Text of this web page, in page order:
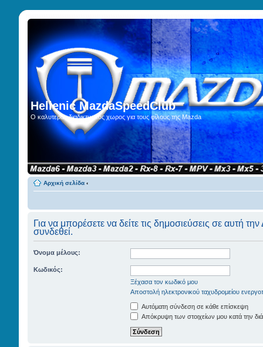
Hellenic MazdaSpeedClub
Ο καλυτερος διαδικτυακος χωρος για τους φίλους της Mazda
Αρχική σελίδα ‹
Για να μπορέσετε να δείτε τις δημοσιεύσεις σε αυτή
συνδεθεί.
Όνομα μέλους:
Κωδικός:
Ξέχασα τον κωδικό μου
Αποστολή ηλεκτρονικού ταχυδρομείου
Αυτόματη σύνδεση σε κάθε επίσκεψη
Απόκρυψη των στοιχείων μου κατά την